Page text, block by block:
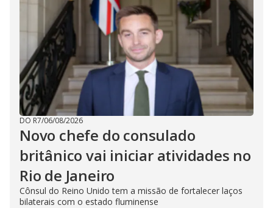
DO R7/06/08/2026
Novo chefe do consulado
britânico vai iniciar atividades no
Rio de Janeiro
Cônsul do Reino Unido tem a missão de fortalecer laços
bilaterais com o estado fluminense